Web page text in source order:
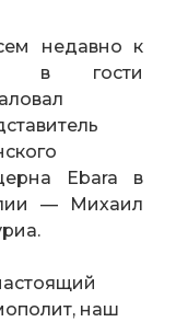
недавно к
в гости
Ebara в
— Михаил
наш